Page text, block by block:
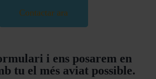
Contactar ara
i ens posarem en
tu el més aviat possible.